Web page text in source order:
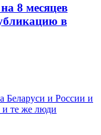
8 месяцев
в
Беларуси и России и
и те же люди